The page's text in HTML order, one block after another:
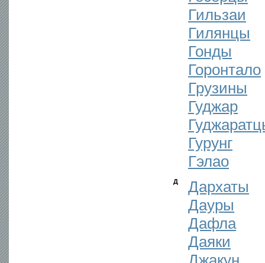
Гильзаи
Гилянцы
Гонды
Горонтало
Грузины
Гуджар
Гурунг
Гэлао
Д
Дархаты
Дауры
Дафла
Даяки